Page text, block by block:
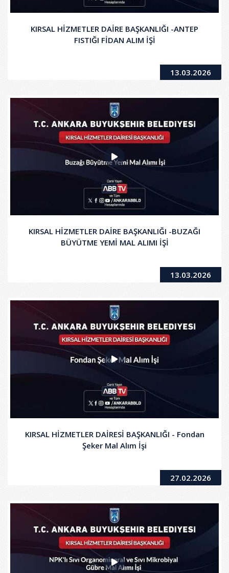
KIRSAL HİZMETLER DAİRE BAŞKANLIĞI -ANTEP
FISTIĞI FİDAN ALIM İŞİ
13.03.2026
KIRSAL HİZMETLER DAİRE BAŞKANLIĞI -BUZAĞI
BÜYÜTME YEMİ MAL ALIMI İŞİ
13.03.2026
KIRSAL HİZMETLER DAİRESİ BAŞKANLIĞI - Fondan
Şeker Mal Alım İşi
27.02.2026